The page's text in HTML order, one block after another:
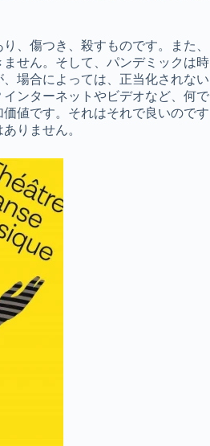
、傷つき、殺すものです。また、
せん。そして、パンデミックは時
場合によっては、正当化されない
ンターネットやビデオなど、何で
値です。それはそれで良いのです
りません。